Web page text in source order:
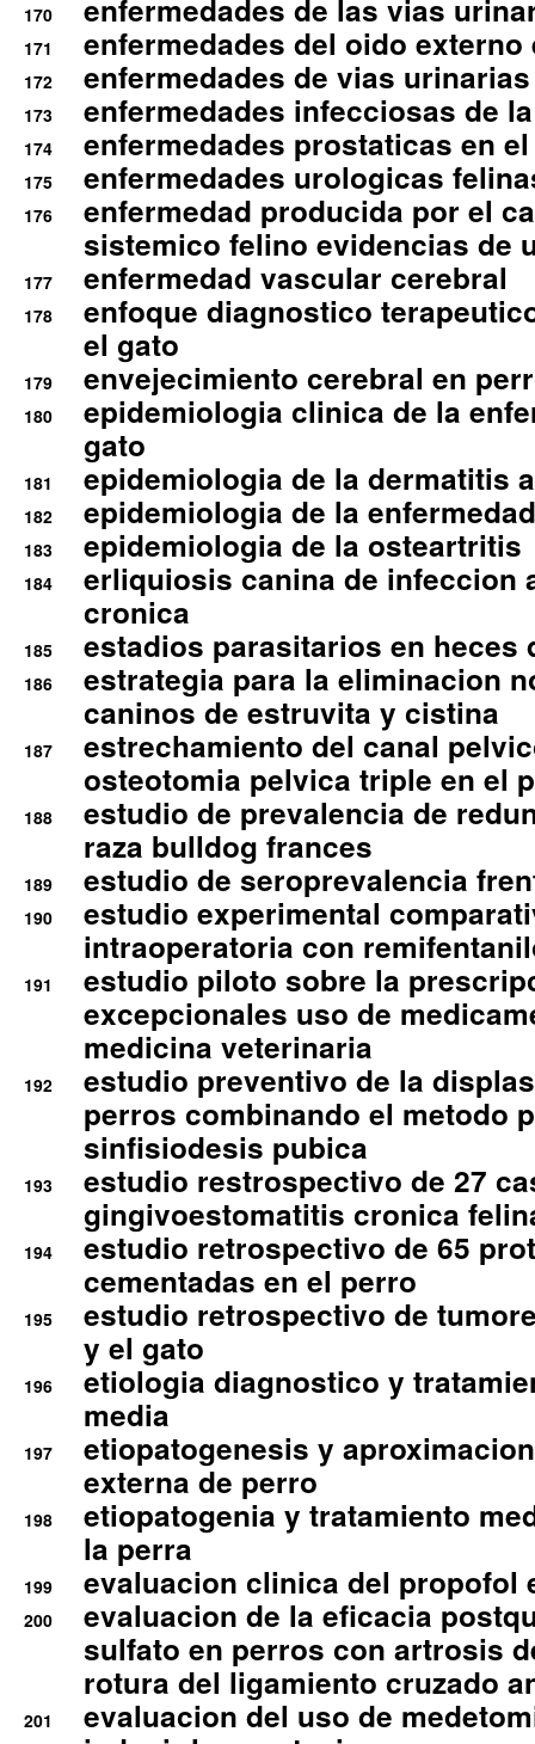
170 enfermedades de las vias
171 enfermedades del oido
172 enfermedades de vias
173 enfermedades infecciosas de
174 enfermedades prostaticas en
175 enfermedades urologicas
176
enfermedad producida por el
sistemico felino evidencias de
177 enfermedad vascular cerebral
178
enfoque diagnostico
el gato
179 envejecimiento cerebral en
180
epidemiologia clinica de la
gato
181 epidemiologia de la dermatitis
182 epidemiologia de la
183 epidemiologia de la osteartritis
184
erliquiosis canina de infeccion
cronica
185 estadios parasitarios en heces
186
estrategia para la eliminacion
caninos de estruvita y cistina
187
estrechamiento del canal
osteotomia pelvica triple en el
188
estudio de prevalencia de
raza bulldog frances
189 estudio de seroprevalencia
190
estudio experimental
intraoperatoria con
191
estudio piloto sobre la
excepcionales uso de
medicina veterinaria
192
estudio preventivo de la
perros combinando el metodo
sinfisiodesis pubica
193
estudio restrospectivo de 27
gingivoestomatitis cronica
194
estudio retrospectivo de 65
cementadas en el perro
195
estudio retrospectivo de
y el gato
196
etiologia diagnostico y
media
197
etiopatogenesis y
externa de perro
198
etiopatogenia y tratamiento
la perra
199 evaluacion clinica del propofol
200
evaluacion de la eficacia
sulfato en perros con artrosis
rotura del ligamiento cruzado
201
evaluacion del uso de